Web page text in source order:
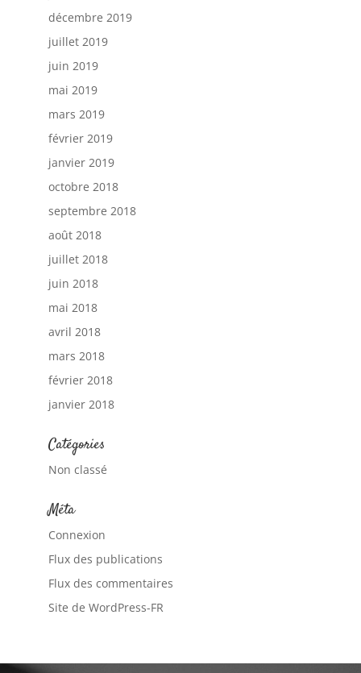
décembre 2019
juillet 2019
juin 2019
mai 2019
mars 2019
février 2019
janvier 2019
octobre 2018
septembre 2018
août 2018
juillet 2018
juin 2018
mai 2018
avril 2018
mars 2018
février 2018
janvier 2018
Catégories
Non classé
Méta
Connexion
Flux des publications
Flux des commentaires
Site de WordPress-FR